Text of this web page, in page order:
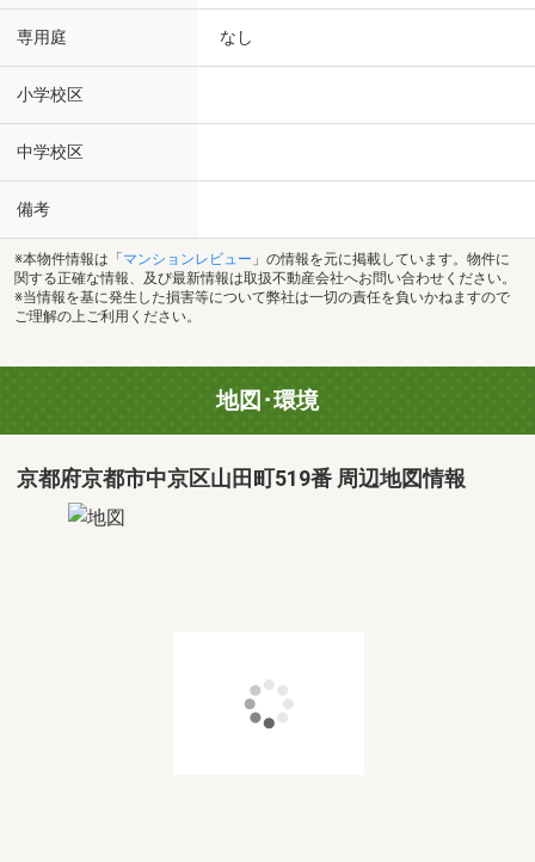
専用庭 なし
小学校区
中学校区
備考
※本物件情報は「 マンションレビュー 」の情報を元に掲載しています。物件に
関する正確な情報、及び最新情報は取扱不動産会社へお問い合わせください。
※当情報を基に発生した損害等について弊社は一切の責任を負いかねますので
ご理解の上ご利用ください。
地図･環境
京都府京都市中京区山田町519番 周辺地図情報